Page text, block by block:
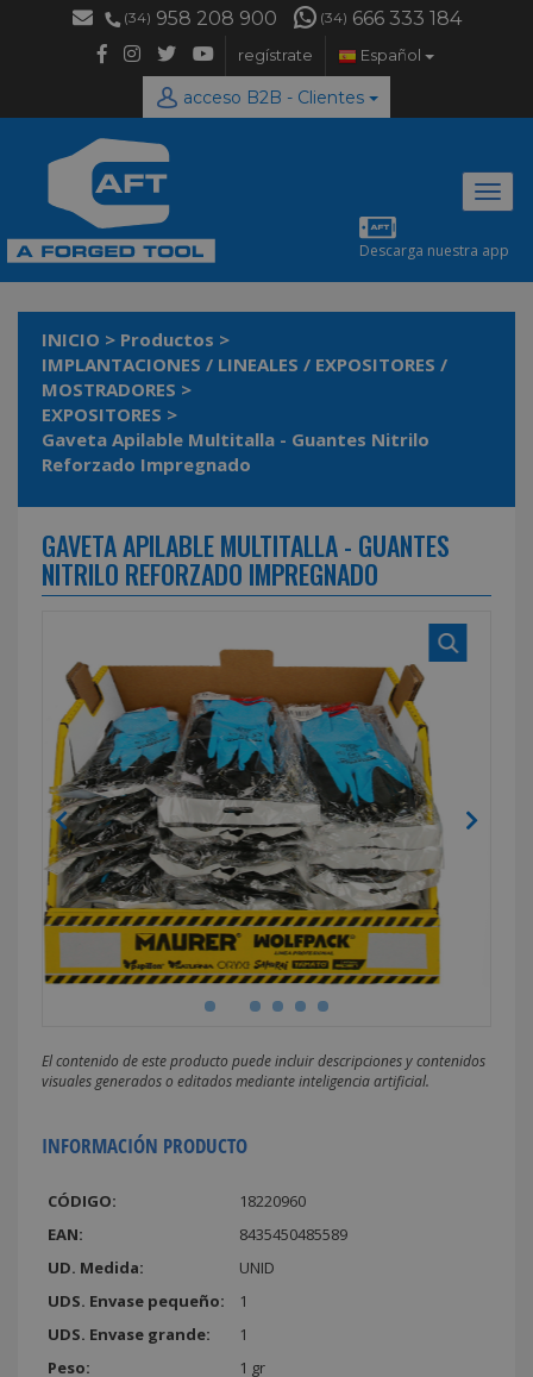
(34) 958 208 900 (34) 666 333 184
regístrate Español
acceso B2B - Clientes
Descarga nuestra app
INICIO > Productos >
IMPLANTACIONES / LINEALES / EXPOSITORES /
MOSTRADORES >
EXPOSITORES >
Gaveta Apilable Multitalla - Guantes Nitrilo
Reforzado Impregnado
GAVETA APILABLE MULTITALLA - GUANTES
NITRILO REFORZADO IMPREGNADO
El contenido de este producto puede incluir descripciones y contenidos
visuales generados o editados mediante inteligencia artificial.
INFORMACIÓN PRODUCTO
CÓDIGO:
18220960
EAN:
8435450485589
UD. Medida:
UNID
UDS. Envase pequeño:
1
UDS. Envase grande:
1
Peso:
1 gr